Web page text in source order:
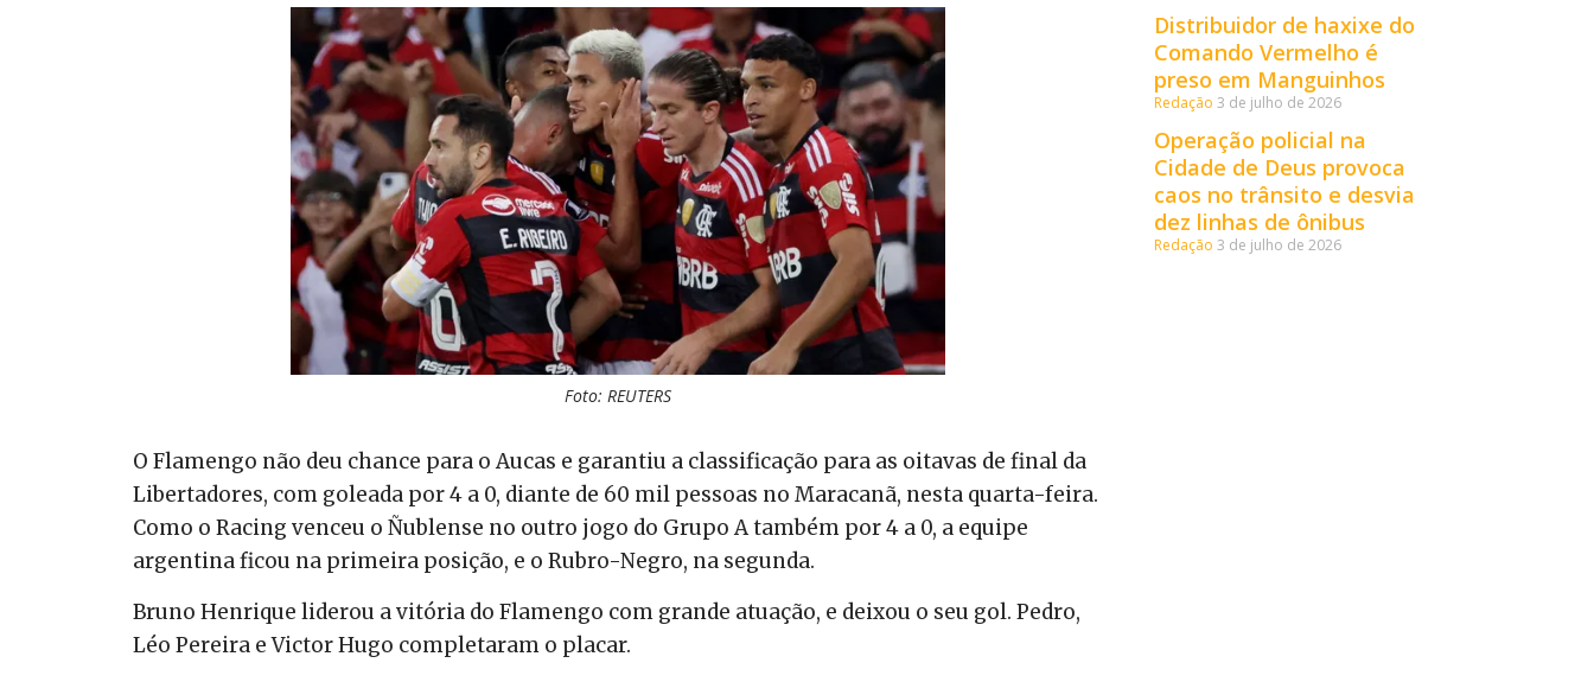
Foto: REUTERS
O Flamengo não deu chance para o Aucas e garantiu a classificação para as oitavas de final da
Libertadores, com goleada por 4 a 0, diante de 60 mil pessoas no Maracanã, nesta quarta-feira.
Como o Racing venceu o Ñublense no outro jogo do Grupo A também por 4 a 0, a equipe
argentina ficou na primeira posição, e o Rubro-Negro, na segunda.
Bruno Henrique liderou a vitória do Flamengo com grande atuação, e deixou o seu gol. Pedro,
Léo Pereira e Victor Hugo completaram o placar.
Distribuidor de haxixe do
Comando Vermelho é
preso em Manguinhos
Redação 3 de julho de 2026
Operação policial na
Cidade de Deus provoca
caos no trânsito e desvia
dez linhas de ônibus
Redação 3 de julho de 2026